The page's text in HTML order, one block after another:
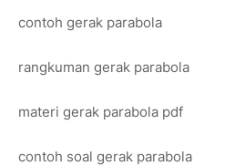
contoh gerak parabola
rangkuman gerak parabola
materi gerak parabola pdf
contoh soal gerak parabola